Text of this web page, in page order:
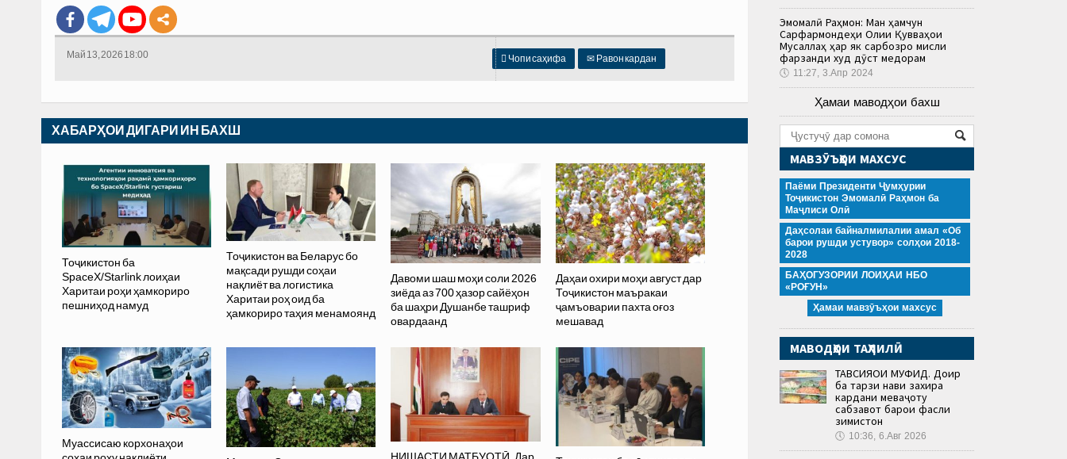
 Чопи саҳифа ✉ Равон кардан
Май 13, 2026 18:00
ХАБАРҲОИ ДИГАРИ ИН БАХШ
Тоҷикистон ба
SpaceX/Starlink лоиҳаи
Харитаи роҳи ҳамкориро
пешниҳод намуд
Тоҷикистон ва Беларус бо
мақсади рушди соҳаи
нақлиёт ва логистика
Харитаи роҳ оид ба
ҳамкориро таҳия менамоянд
Давоми шаш моҳи соли 2026
зиёда аз 700 ҳазор сайёҳон
ба шаҳри Душанбе ташриф
овардаанд
Даҳаи охири моҳи август дар
Тоҷикистон маъракаи
ҷамъоварии пахта оғоз
мешавад
Муассисаю корхонаҳои
НИШАСТИ МАТБУОТӢ. Дар
Эмомалӣ Раҳмон: Ман ҳамчун
Сарфармондеҳи Олии Қувваҳои
Мусаллаҳ ҳар як сарбозро мисли
фарзанди худ дӯст медорам
🕔 11:27, 3.Апр 2024
Ҳамаи маводҳои бахш
МАВЗӮЪҲОИ МАХСУС
Паёми Президенти Ҷумҳурии
Тоҷикистон Эмомалӣ Раҳмон ба
Маҷлиси Олӣ
Даҳсолаи байналмилалии амал «Об
барои рушди устувор» солҳои 2018-
2028
БАҲОГУЗОРИИ ЛОИҲАИ НБО
«РОҒУН»
Ҳамаи мавзӯъҳои махсус
МАВОДҲОИ ТАҲЛИЛӢ
ТАВСИЯҲОИ МУФИД. Доир
ба тарзи нави захира
кардани меваҷоту
сабзавот барои фасли
зимистон
🕔 10:36, 6.Авг 2026